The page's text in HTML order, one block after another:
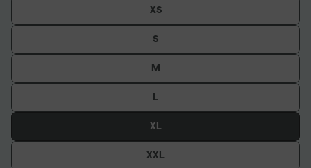
XS
S
M
L
XL
XXL